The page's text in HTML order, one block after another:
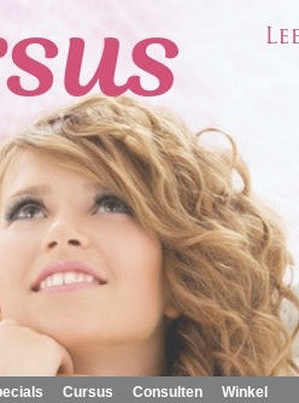
Cursus Consulten Winkel